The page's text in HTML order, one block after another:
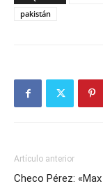
pakistán
Artículo anterior
Checo Pérez: